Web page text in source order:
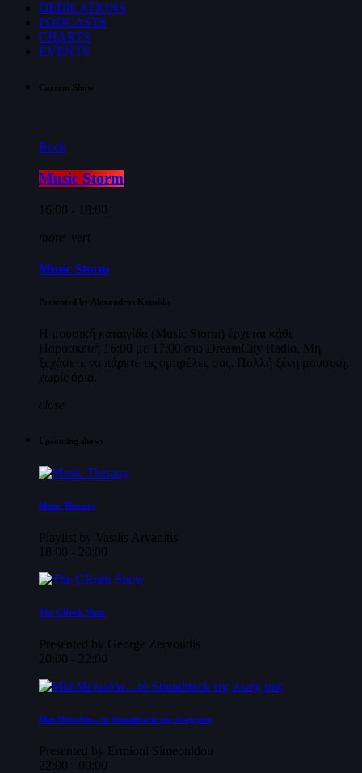
DEDICATIONS
PODCASTS
CHARTS
EVENTS
Current Show
Rock
Music Storm
16:00 - 18:00
more_vert
Music Storm
Presented by Alexandros Kousidis
Η μουσική καταιγίδα (Music Storm) έρχεται κάθε
Παρασκευή 16:00 με 17:00 στο DreamCity Radio. Μη
ξεχάσετε να πάρετε τις ομπρέλες σας. Πολλή ξένη μουσική,
χωρίς όρια.
close
Upcoming shows
Music Therapy
Playlist by Vasilis Arvanitis
18:00 - 20:00
The GReek Show
Presented by George Zervoudis
20:00 - 22:00
Μία Μελωδία…το Soundtrack της Ζωής μας
Presented by Ermioni Simeonidou
22:00 - 00:00